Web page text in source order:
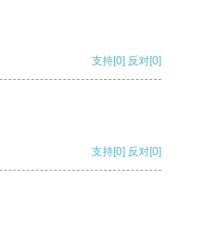
支持[0] 反对[0]
支持[0] 反对[0]